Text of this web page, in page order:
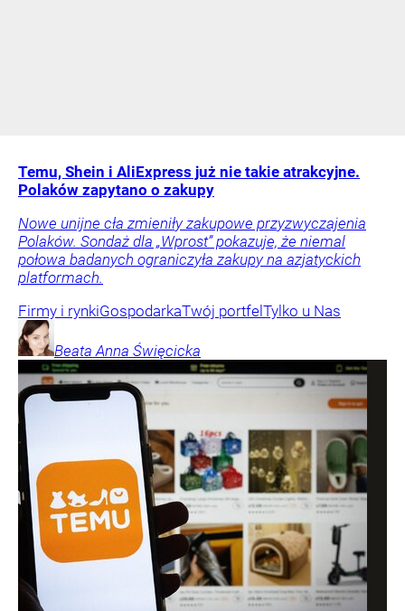
Temu, Shein i AliExpress już nie takie atrakcyjne.
Polaków zapytano o zakupy
Nowe unijne cła zmieniły zakupowe przyzwyczajenia
Polaków. Sondaż dla „Wprost” pokazuje, że niemal
połowa badanych ograniczyła zakupy na azjatyckich
platformach.
Firmy i rynkiGospodarkaTwój portfelTylko u Nas
Beata Anna Święcicka